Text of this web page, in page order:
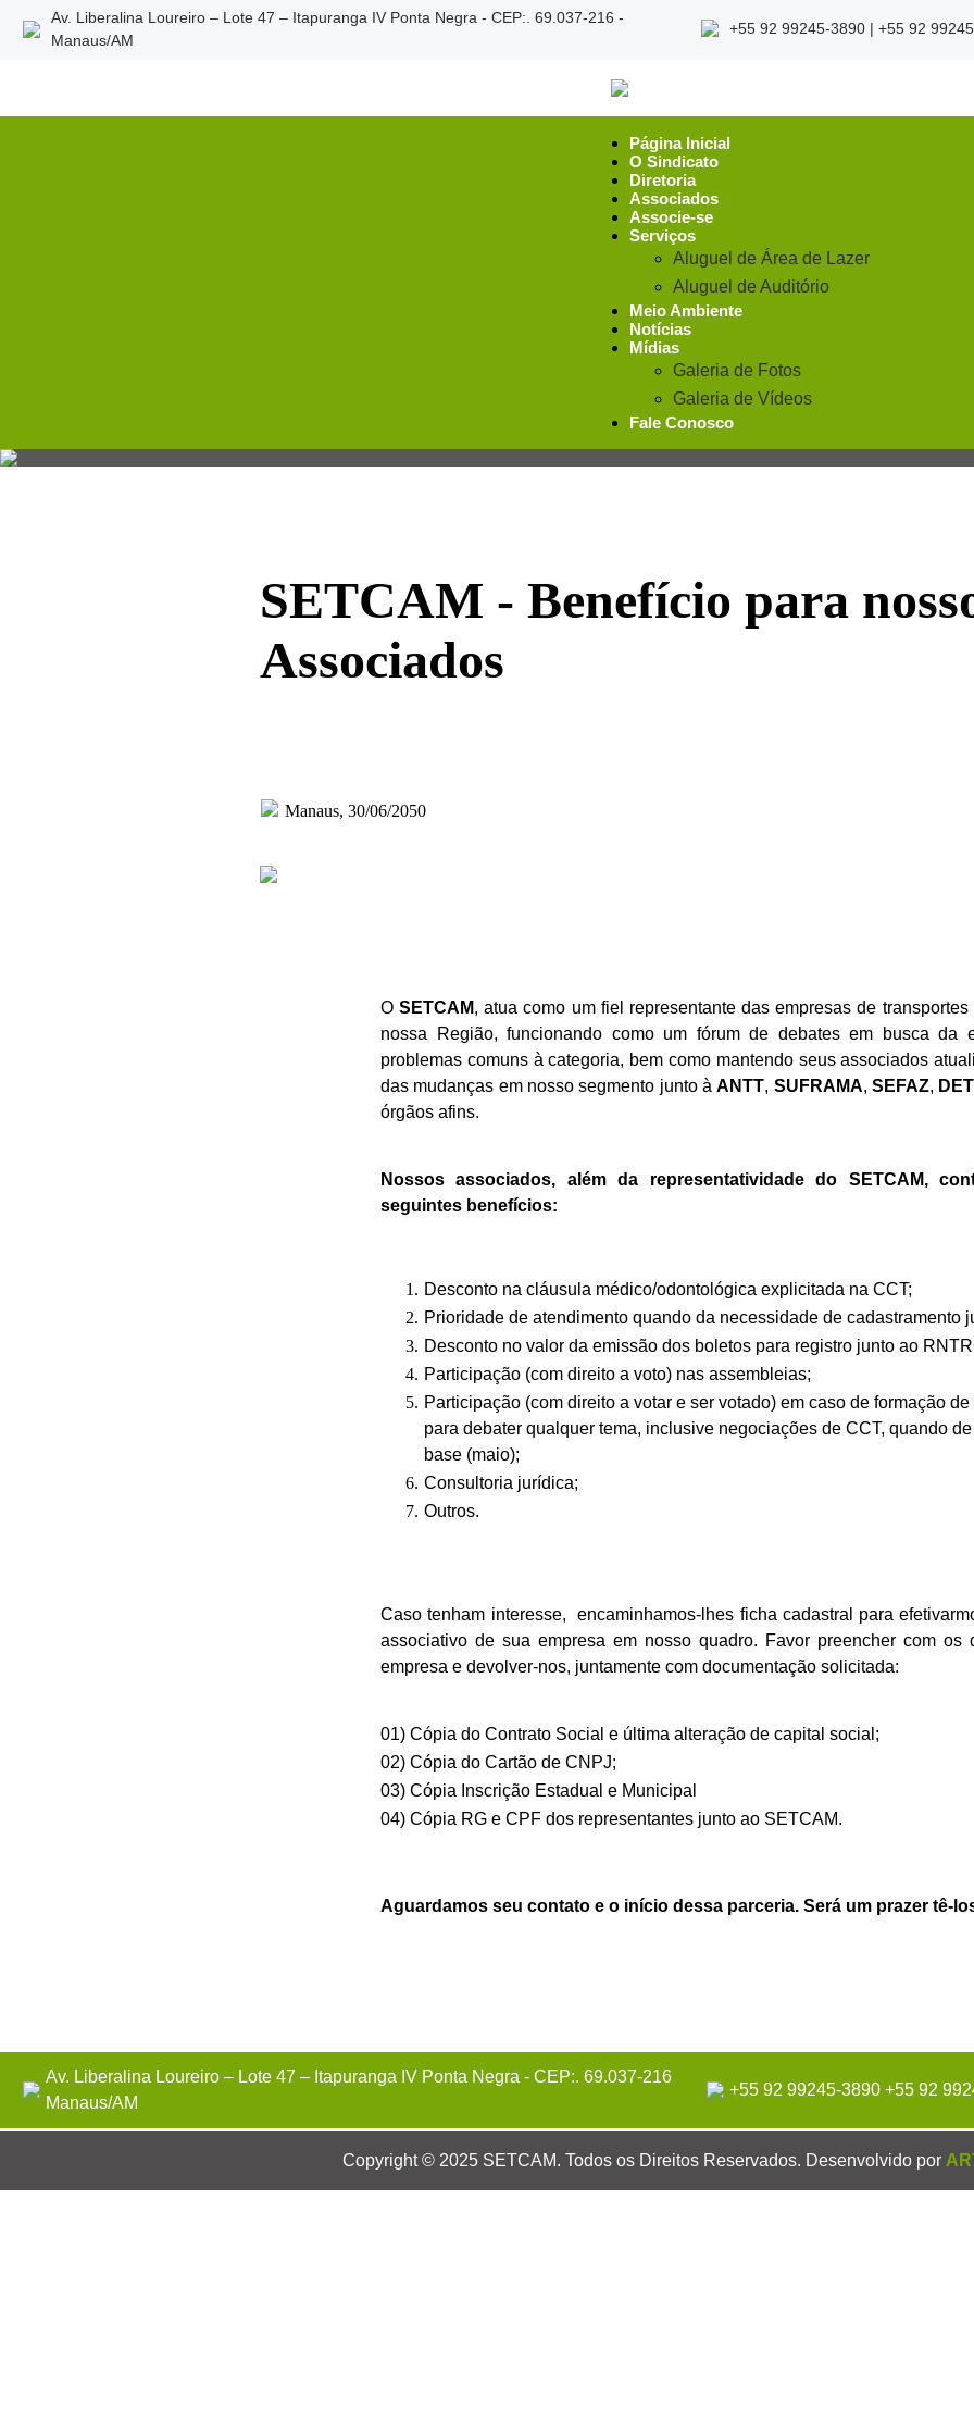
Av. Liberalina Loureiro – Lote 47 – Itapuranga IV Ponta Negra - CEP:. 69.037-216 -
Manaus/AM
+55 92 99245-3890 | +55 92
Página Inicial
O Sindicato
Diretoria
Associados
Associe-se
Serviços
Aluguel de Área de Lazer
Aluguel de Auditório
Meio Ambiente
Notícias
Mídias
Galeria de Fotos
Galeria de Vídeos
Fale Conosco
SETCAM - Benefício para
Associados
Manaus, 30/06/2050
OSETCAM, atua como um fiel representante das empresas de
nossa Região, funcionando como um fórum de debates em busca da
problemas comuns à categoria, bem como mantendo seus associados
das mudanças em nosso segmento junto àANTT, SUFRAMA,SEFAZ,
órgãos afins.
Nossos associados, além da representatividade do SETCAM,
seguintes benefícios:
Desconto na cláusula médico/odontológica explicitada na CCT;
Prioridade de atendimento quando da necessidade de cadastramento
Desconto no valor da emissão dos boletos para registro junto ao
Participação (com direito a voto) nas assembleias;
Participação (com direito a votar e ser votado) em caso de formação
para debater qualquer tema, inclusive negociações de CCT, quando
base (maio);
Consultoria jurídica;
Outros.
Caso tenham interesse, encaminhamos-lhes ficha cadastral para
associativo de sua empresa em nosso quadro. Favor preencher com os
empresa e devolver-nos, juntamente com documentação solicitada:
01) Cópia do Contrato Social e última alteração de capital social;
02) Cópia do Cartão de CNPJ;
03) Cópia Inscrição Estadual e Municipal
04) Cópia RG e CPF dos representantes junto ao SETCAM.
Aguardamos seu contato e o início dessa parceria. Será um prazer tê-
Av. Liberalina Loureiro – Lote 47 – Itapuranga IV Ponta Negra - CEP:. 69.037-216
Manaus/AM
+55 92 99245-3890 +55 92
Copyright © 2025 SETCAM. Todos os Direitos Reservados. Desenvolvido por